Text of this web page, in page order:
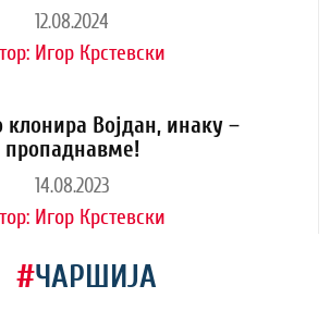
12.08.2024
Игор Крстевски
Војдан, инаку –
пропаднавме!
14.08.2023
Игор Крстевски
#ЧАРШИЈА